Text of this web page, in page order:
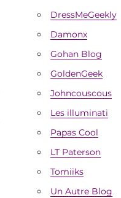
DressMeGeekly
Damonx
Gohan Blog
GoldenGeek
Johncouscous
Les illuminati
Papas Cool
LT Paterson
Tomiiks
Un Autre Blog